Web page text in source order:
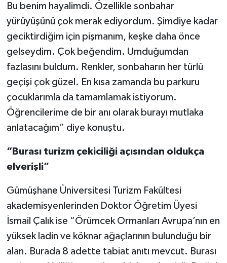
Bu benim hayalimdi. Özellikle sonbahar
yürüyüşünü çok merak ediyordum. Şimdiye kadar
geciktirdiğim için pişmanım, keşke daha önce
gelseydim. Çok beğendim. Umduğumdan
fazlasını buldum. Renkler, sonbaharın her türlü
geçişi çok güzel. En kısa zamanda bu parkuru
çocuklarımla da tamamlamak istiyorum.
Öğrencilerime de bir anı olarak burayı mutlaka
anlatacağım” diye konuştu.
“Burası turizm çekiciliği açısından oldukça
elverişli”
Gümüşhane Üniversitesi Turizm Fakültesi
akademisyenlerinden Doktor Öğretim Üyesi
İsmail Çalık ise “Örümcek Ormanları Avrupa’nın en
yüksek ladin ve köknar ağaçlarının bulunduğu bir
alan. Burada 8 adette tabiat anıtı mevcut. Burası